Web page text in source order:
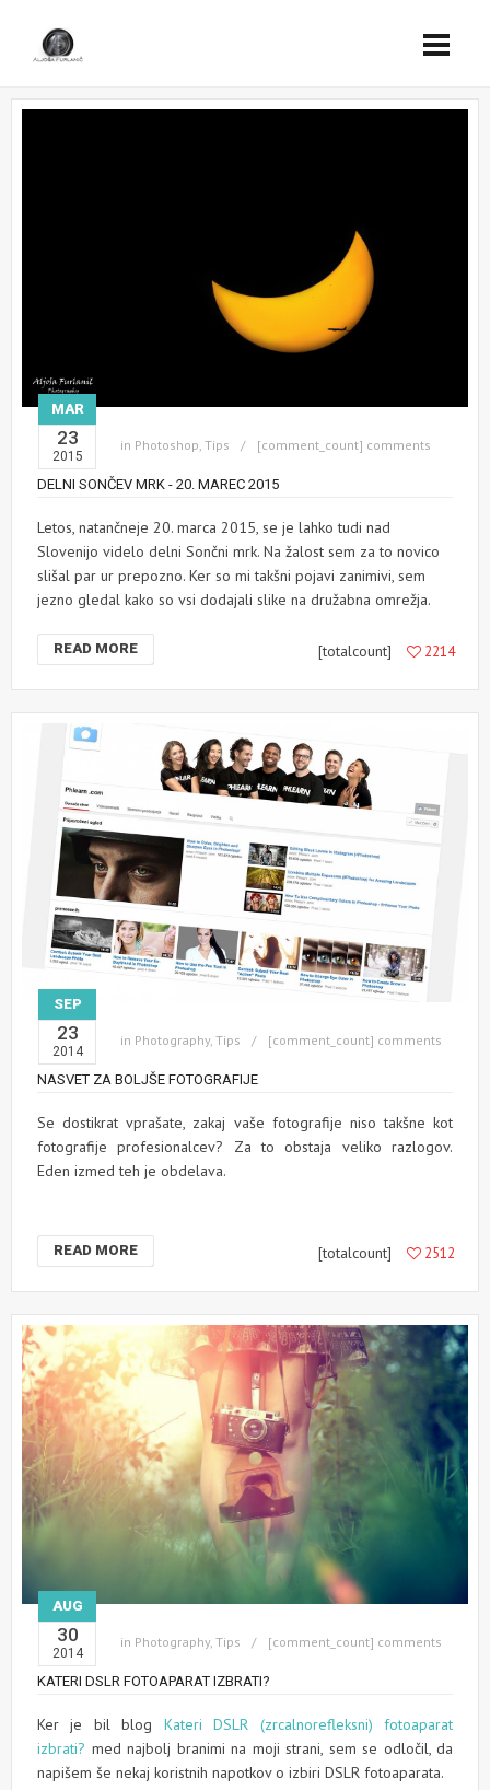
MAR
23
2015
in Photoshop, Tips [comment_count] comments
DELNI SONČEV MRK - 20. MAREC 2015
Letos, natančneje 20. marca 2015, se je lahko tudi nad
Slovenijo videlo delni Sončni mrk. Na žalost sem za to novico
slišal par ur prepozno. Ker so mi takšni pojavi zanimivi, sem
jezno gledal kako so vsi dodajali slike na družabna omrežja.
READ MORE [totalcount] 2214
SEP
23
2014
in Photography, Tips [comment_count] comments
NASVET ZA BOLJŠE FOTOGRAFIJE
Se dostikrat vprašate, zakaj vaše fotografije niso takšne kot
fotografije profesionalcev? Za to obstaja veliko razlogov.
Eden izmed teh je obdelava.
READ MORE [totalcount] 2512
AUG
30
2014
in Photography, Tips [comment_count] comments
KATERI DSLR FOTOAPARAT IZBRATI?
Ker je bil blog Kateri DSLR (zrcalnorefleksni) fotoaparat
izbrati? med najbolj branimi na moji strani, sem se odločil, da
napišem še nekaj koristnih napotkov o izbiri DSLR fotoaparata.